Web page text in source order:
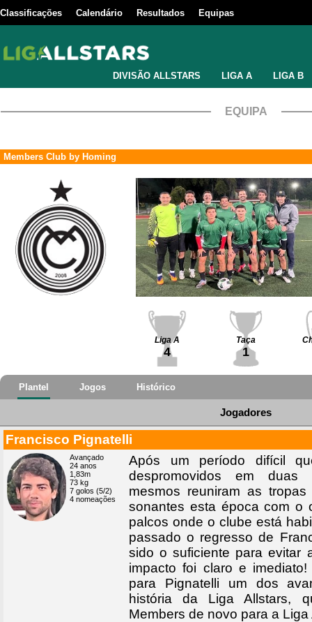
Classificações Calendário Resultados Equipas
DIVISÃO ALLSTARS LIGA A LIGA B
EQUIPA
Members Club by Homing
Liga A
4
Taça
1
Plantel Jogos Histórico
Jogadores
Francisco Pignatelli
Avançado
24 anos
1,83m
73 kg
7 golos (5/2)
4 nomeações
Após um período difícil
despromovidos em duas
mesmos reuniram as
sonantes esta época com o
palcos onde o clube está
passado o regresso de
sido o suficiente para evitar
impacto foi claro e
para Pignatelli um dos
história da Liga Allstars,
Members de novo para a Liga